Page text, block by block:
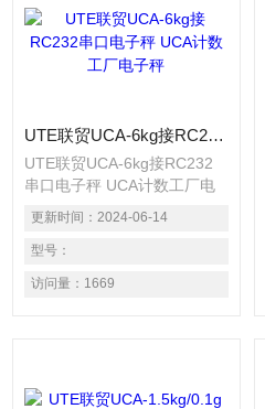
UTE联贸UCA-6kg接RC232串口电子秤 UCA计数工厂电子秤
UTE联贸UCA-6kg接RC232
串口电子秤 UCA计数工厂电
子秤 使用高精度传感器,精度
达1/15000~1/30000. 采用大
型液晶显示,明显易读. 交直流
两用配备充电电池. 内置重量
单位可选择kg/1b. 具备自动归
更新时间： 2024-06-14
型号：
访问量： 1669